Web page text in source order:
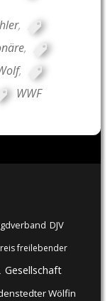
,
,
,
WWF
DJV
freilebender
Gesellschaft
Wölfin